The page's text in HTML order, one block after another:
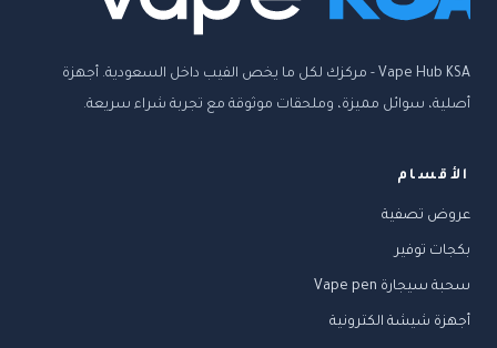
Vape Hub KSA - مركزك لكل ما يخص الفيب داخل السعودية. أجهزة
أصلية، سوائل مميزة، وملحقات موثوقة مع تجربة شراء سريعة.
الأقسام
عروض تصفية
بكجات توفير
سحبة سيجارة Vape pen
أجهزة شيشة الكترونية